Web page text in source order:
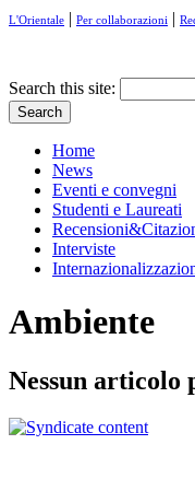
L'Orientale | Per collaborazioni |
Search this site:
Home
News
Eventi e convegni
Studenti e Laureati
Interviste
Ambiente
Nessun articolo